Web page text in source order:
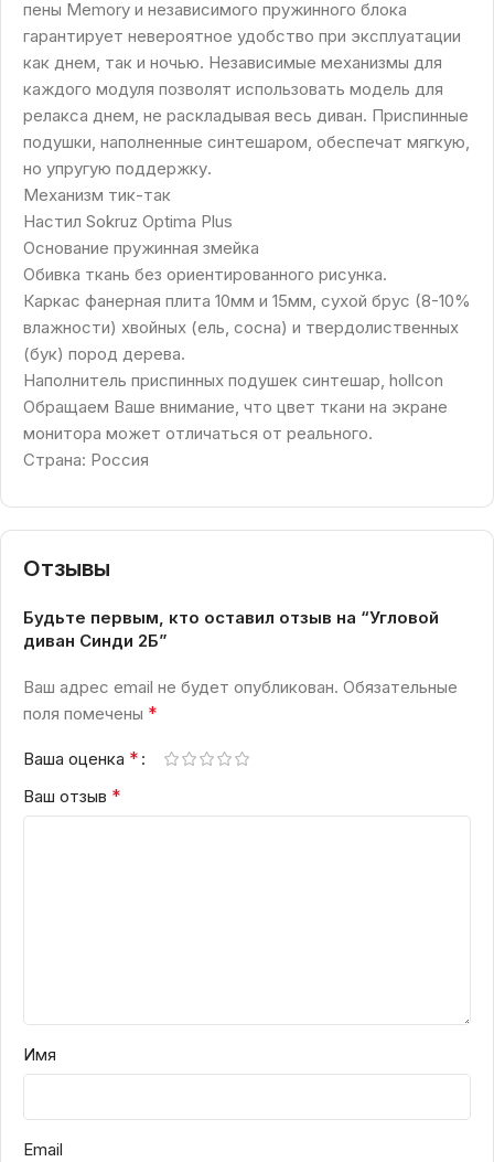
пены Memory и независимого пружинного блока
гарантирует невероятное удобство при эксплуатации
как днем, так и ночью. Независимые механизмы для
каждого модуля позволят использовать модель для
релакса днем, не раскладывая весь диван. Приспинные
подушки, наполненные синтешаром, обеспечат мягкую,
но упругую поддержку.
Механизм тик-так
Настил Sokruz Optima Plus
Основание пружинная змейка
Обивка ткань без ориентированного рисунка.
Каркас фанерная плита 10мм и 15мм, сухой брус (8-10%
влажности) хвойных (ель, сосна) и твердолиственных
(бук) пород дерева.
Наполнитель приспинных подушек синтешар, hollcon
Обращаем Ваше внимание, что цвет ткани на экране
монитора может отличаться от реального.
Страна: Россия
Отзывы
Будьте первым, кто оставил отзыв на “Угловой
диван Синди 2Б”
Ваш адрес email не будет опубликован. Обязательные
поля помечены *
Ваша оценка *
Ваш отзыв *
Имя
Email